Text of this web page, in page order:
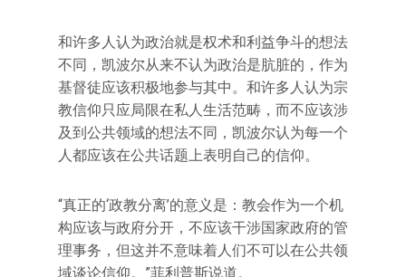
和许多人认为政治就是权术和利益争斗的想法
不同，凯波尔从来不认为政治是肮脏的，作为
基督徒应该积极地参与其中。和许多人认为宗
教信仰只应局限在私人生活范畴，而不应该涉
及到公共领域的想法不同，凯波尔认为每一个
人都应该在公共话题上表明自己的信仰。
“真正的‘政教分离’的意义是：教会作为一个机
构应该与政府分开，不应该干涉国家政府的管
理事务，但这并不意味着人们不可以在公共领
域谈论信仰。”菲利普斯说道。